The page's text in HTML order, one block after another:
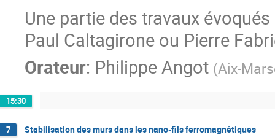
Une partie des travaux
Paul Caltagirone ou Pierre
Orateur: Philippe Angot (Aix-
15:30
7 Stabilisation des murs dans les nano-fils ferromagnétiques